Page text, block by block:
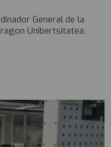
General de la
Unibertsitatea.